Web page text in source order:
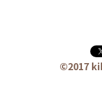
©2017